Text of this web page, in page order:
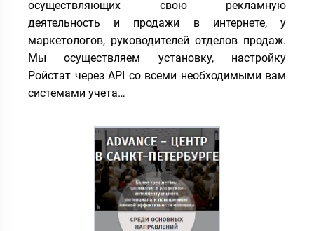
осуществляющих свою рекламную
деятельность и продажи в интернете, у
маркетологов, руководителей отделов продаж.
Мы осуществляем установку, настройку
Ройстат через API со всеми необходимыми вам
системами учета…